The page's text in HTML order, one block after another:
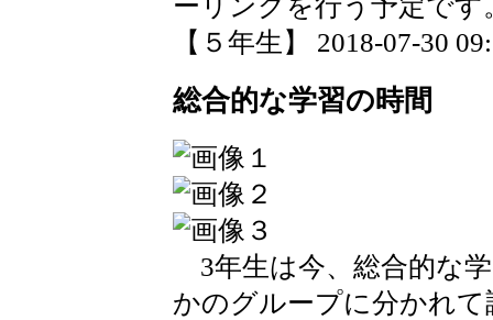
ーリングを行う予定です
【５年生】 2018-07-30
総合的な学習の時間
3年生は今、総合的な
かのグループに分かれ